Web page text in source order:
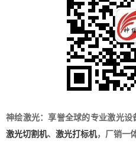
神绘激光：享誉全球的专业激光设
激光切割机、 激光打标机，厂销一